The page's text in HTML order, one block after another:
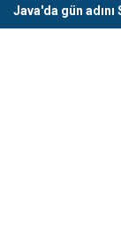
Java'da gün